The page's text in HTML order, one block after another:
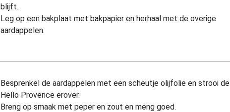
blijft.
Leg op een bakplaat met bakpapier en herhaal met de overige
aardappelen.
Besprenkel de aardappelen met een scheutje olijfolie en strooi de
Hello Provence erover.
Breng op smaak met peper en zout en meng goed.